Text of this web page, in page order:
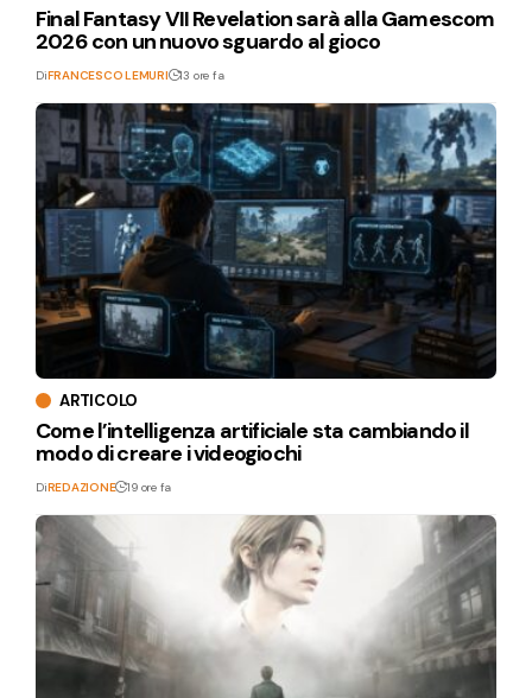
Final Fantasy VII Revelation sarà alla Gamescom
2026 con un nuovo sguardo al gioco
DiFRANCESCO LEMURI 13 ore fa
ARTICOLO
Come l’intelligenza artificiale sta cambiando il
modo di creare i videogiochi
DiREDAZIONE 19 ore fa